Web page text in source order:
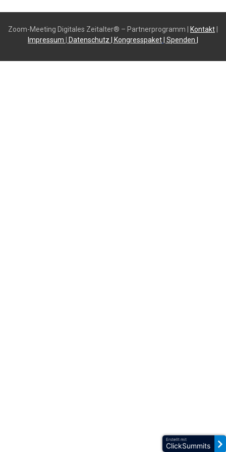
Zoom-Meeting Digitales Zeitalter® – Partnerprogramm | Kontakt
Impressum
Datenschutz | Kongresspaket Spenden |
Erstellt mit
ClickSummits